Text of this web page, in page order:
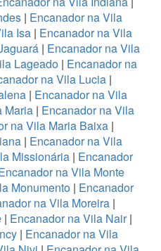
| Encanador na Vila
Isa| Encanador na Vila
| Encanador na Vila
Lageado| Encanador na
na Vila Lucia|
| Encanador na Vila
Maria | Encanador na Vila
na Vila Maria Baixa|
| Encanador na Vila
Missionária | Encanador
na Vila Monte
Monumento| Encanador
na Vila Moreira|
| Encanador na Vila Nair|
| Encanador na Vila